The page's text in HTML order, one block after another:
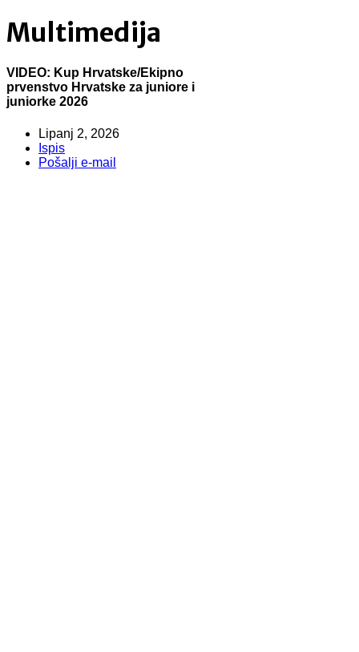
Multimedija
VIDEO: Kup Hrvatske/Ekipno
prvenstvo Hrvatske za juniore i
juniorke 2026
Lipanj 2, 2026
Ispis
Pošalji e-mail